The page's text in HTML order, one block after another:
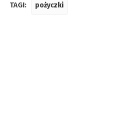
TAGI: pożyczki